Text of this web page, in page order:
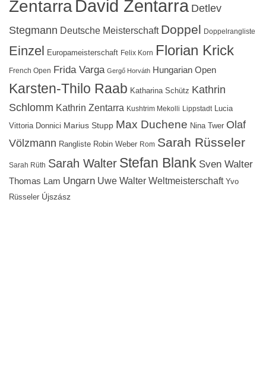
ZentarraDavid Zentarra Detlev
Stegmann Deutsche Meisterschaft Doppel Doppelrangliste
Einzel Europameisterschaft Felix Korn Florian Krick
French Open Frida Varga Gergő Horváth Hungarian Open
Karsten-Thilo Raab Katharina Schütz Kathrin
Schlomm Kathrin Zentarra Kushtrim Mekolli Lippstadt Lucia
Vittoria Donnici Marius Stupp Max Duchene Nina Twer Olaf
Völzmann Rangliste Robin Weber Rom Sarah Rüsseler
Sarah Rüth Sarah Walter Stefan Blank Sven Walter
Thomas Lam Ungarn Uwe Walter Weltmeisterschaft Yvo
Rüsseler Újszász